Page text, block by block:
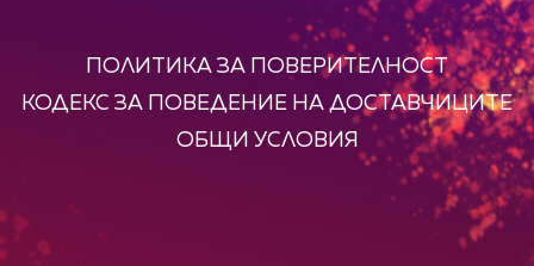
ПОЛИТИКА ЗА ПОВЕРИТЕЛНОСТ
КОДЕКС ЗА ПОВЕДЕНИЕ НА ДОСТАВЧИЦИТЕ
ОБЩИ УСЛОВИЯ